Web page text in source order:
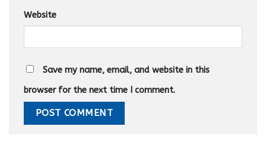
Website
Save my name, email, and website in this
browser for the next time I comment.